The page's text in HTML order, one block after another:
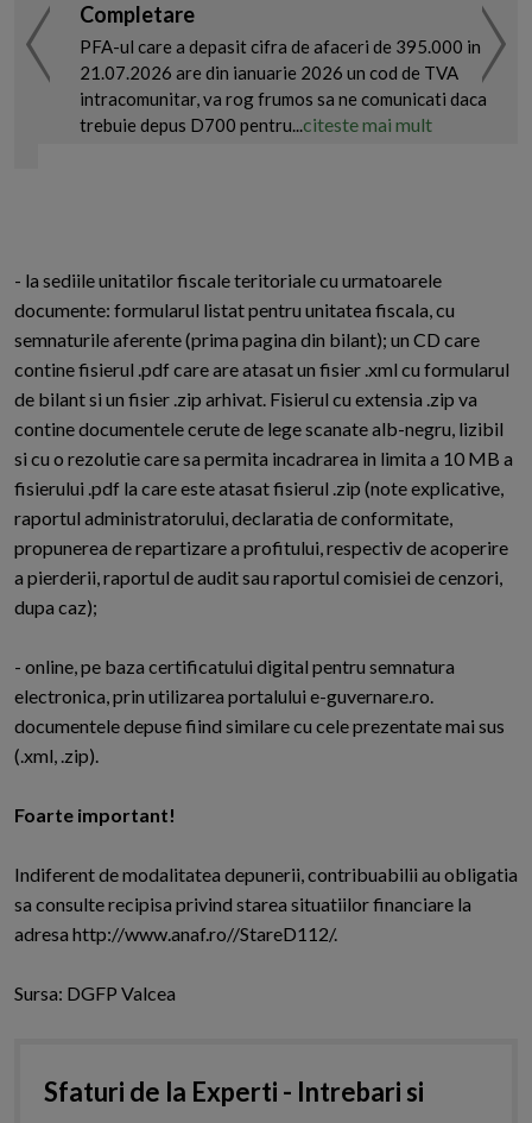
Completare
PFA-ul care a depasit cifra de afaceri de 395.000 in
21.07.2026 are din ianuarie 2026 un cod de TVA
intracomunitar, va rog frumos sa ne comunicati daca
trebuie depus D700 pentru...citeste mai mult
- la sediile unitatilor fiscale teritoriale cu urmatoarele
documente: formularul listat pentru unitatea fiscala, cu
semnaturile aferente (prima pagina din bilant); un CD care
contine fisierul .pdf care are atasat un fisier .xml cu formularul
de bilant si un fisier .zip arhivat. Fisierul cu extensia .zip va
contine documentele cerute de lege scanate alb-negru, lizibil
si cu o rezolutie care sa permita incadrarea in limita a 10 MB a
fisierului .pdf la care este atasat fisierul .zip (note explicative,
raportul administratorului, declaratia de conformitate,
propunerea de repartizare a profitului, respectiv de acoperire
a pierderii, raportul de audit sau raportul comisiei de cenzori,
dupa caz);
- online, pe baza certificatului digital pentru semnatura
electronica, prin utilizarea portalului e-guvernare.ro.
documentele depuse fiind similare cu cele prezentate mai sus
(.xml, .zip).
Foarte important!
Indiferent de modalitatea depunerii, contribuabilii au obligatia
sa consulte recipisa privind starea situatiilor financiare la
adresa http://www.anaf.ro//StareD112/.
Sursa: DGFP Valcea
Sfaturi de la Experti - Intrebari si